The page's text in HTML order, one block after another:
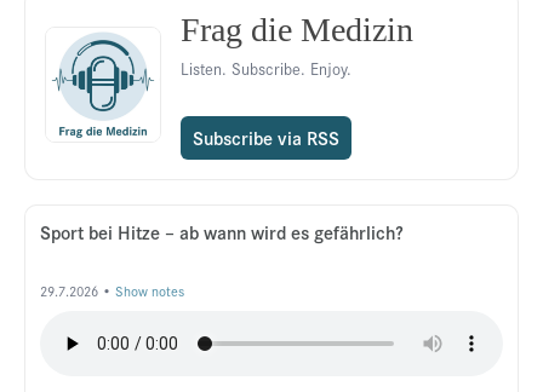
Frag die Medizin
Listen. Subscribe. Enjoy.
Subscribe via RSS
Sport bei Hitze – ab wann wird es gefährlich?
29.7.2026 • Show notes